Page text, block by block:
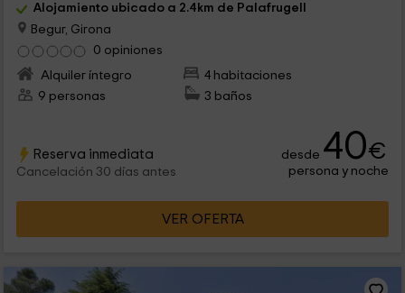
Alojamiento ubicado a 2.4km de Palafrugell
Begur, Girona
0 opiniones
Alquiler íntegro
4 habitaciones
9 personas
3 baños
Reserva inmediata
Cancelación 30 días antes
desde 40€
persona y noche
VER OFERTA